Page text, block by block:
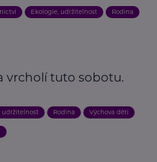
Ekologie, udržitelnost Rodina
vrcholí tuto sobotu.
udržitelnost Rodina Výchova dětí